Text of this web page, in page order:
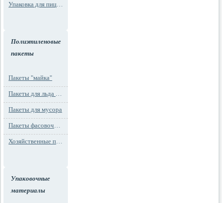
Упаковка для пиццы
Полиэтиленовые
пакеты
Пакеты "майка"
Пакеты для льда и заморозки
Пакеты для мусора
Пакеты фасовочные
Хозяйственные пакеты
Упаковочные
материалы